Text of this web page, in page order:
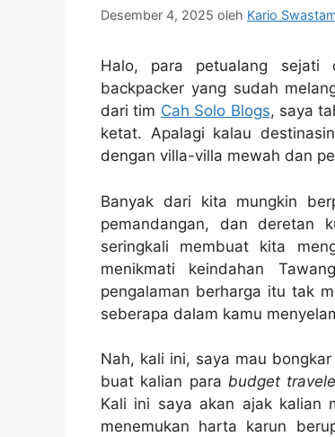
Desember 4, 2025 oleh Kario
Halo, para petualang sejati
backpacker yang sudah
dari tim Cah Solo Blogs, saya
ketat. Apalagi kalau
dengan villa-villa mewah dan
Banyak dari kita mungkin
pemandangan, dan deretan
seringkali membuat kita
menikmati keindahan
pengalaman berharga itu tak
seberapa dalam kamu
Nah, kali ini, saya mau
buat kalian para budget
Kali ini saya akan ajak kalian
menemukan harta karun